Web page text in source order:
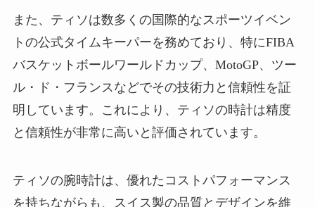
また、ティソは数多くの国際的なスポーツイベン
トの公式タイムキーパーを務めており、特にFIBA
バスケットボールワールドカップ、MotoGP、ツー
ル・ド・フランスなどでその技術力と信頼性を証
明しています。これにより、ティソの時計は精度
と信頼性が非常に高いと評価されています。
ティソの腕時計は、優れたコストパフォーマンス
を持ちながらも、スイス製の品質とデザインを維